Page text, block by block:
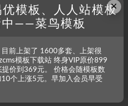
19.9
×
优模板、人人站模板
中——菜鸟模板
前上架了 1600多套、上架很
模板下载站 终身VIP原价899
价到369元。 价格会随模板数
个上涨5元。早加入会员早受